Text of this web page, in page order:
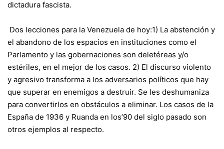
dictadura fascista.
Dos lecciones para la Venezuela de hoy:1) La abstención y
el abandono de los espacios en instituciones como el
Parlamento y las gobernaciones son deletéreas y/o
estériles, en el mejor de los casos. 2) El discurso violento
y agresivo transforma a los adversarios políticos que hay
que superar en enemigos a destruir. Se les deshumaniza
para convertirlos en obstáculos a eliminar. Los casos de la
España de 1936 y Ruanda en los’90 del siglo pasado son
otros ejemplos al respecto.